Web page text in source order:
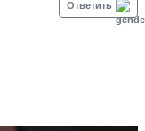
Ответить